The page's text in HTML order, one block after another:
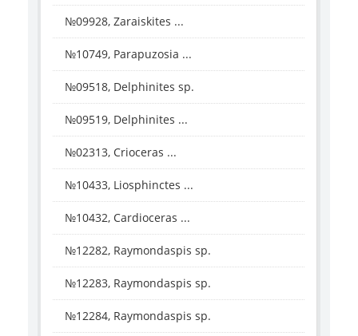
№09928, Zaraiskites ...
№10749, Parapuzosia ...
№09518, Delphinites sp.
№09519, Delphinites ...
№02313, Crioceras ...
№10433, Liosphinctes ...
№10432, Cardioceras ...
№12282, Raymondaspis sp.
№12283, Raymondaspis sp.
№12284, Raymondaspis sp.